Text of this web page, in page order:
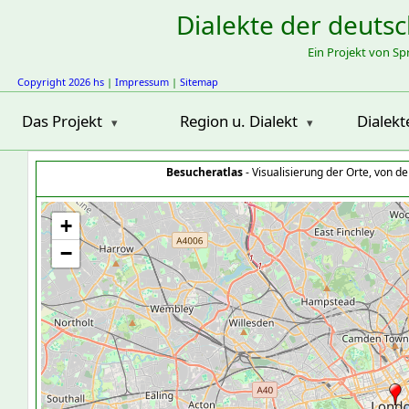
Dialekte der
Ein Projekt von
Copyright 2026 hs | Impressum | Sitemap
Das Projekt Region u. Dialekt
Besucheratlas- Visualisierung der Orte, von
+
−